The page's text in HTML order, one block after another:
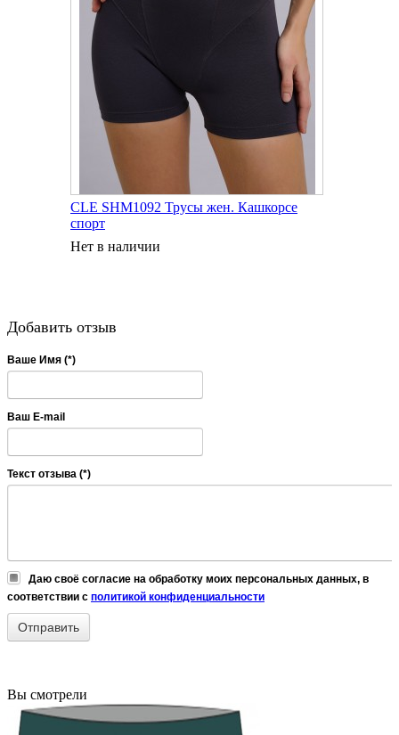
CLE SHM1092 Трусы жен. Кашкорсе
спорт
Нет в наличии
Добавить отзыв
Ваше Имя (*)
Ваш E-mail
Текст отзыва (*)
Даю своё согласие на обработку моих персональных данных, в
соответствии с политикой конфиденциальности
Вы смотрели